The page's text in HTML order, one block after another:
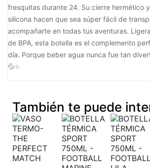
fresquitas durante 24. Su cierre hermético
silicona hacen que sea súper fácil de
acompañarte en todas tus aventuras.
de BPA, esta botella es el complemento
día. Porque beber agua nunca fue tan
💦✨
También te puede